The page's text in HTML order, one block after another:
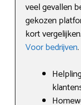
veel gevallen
gekozen
kort
Voor bedrijven.